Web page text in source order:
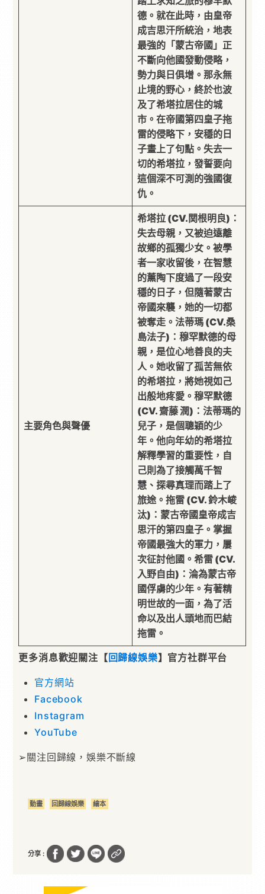
德。就在此時，由皇帝
成吉思汗所統治，地表
最強的「蒙古帝國」正
不斷向他國發動侵略，
勢力與日俱增。那永無
止境的野心，終於也波
及了希塔拉居住的城
市。在帝國第四皇子拖
雷的侵略下，安穩的日
子畫上了句點。失去一
切的希塔拉，發誓要向
這個深不可測的強國復
仇。
主要角色與聲優
希塔拉 (CV.関根明良)：
失去母親，又被迫遠離
故鄉的孤獨少女。被學
者一家收留後，在智慧
的薰陶下度過了一段安
穩的日子，但隨著蒙古
帝國來襲，她的一切都
被奪走。法蒂瑪 (CV.桑
島法子)：穆罕默德的母
親，是位心地善良的夫
人。她收留了孤苦無依
的希塔拉，將她視如己
出般地疼愛。穆罕默德
(CV. 齋藤 潤)：法蒂瑪的
兒子，是個聰穎的少
年。他向年幼的希塔拉
解釋學習的重要性，自
己則為了接觸萬千智
慧、探尋真理而踏上了
旅途。拖雷 (CV. 鈴木崚
汰)： 蒙古帝國皇帝成吉
思汗的第四皇子。掌握
帝國最強大的軍力，屢
次征討他國。希雷 (CV.
入野自由)：淪為蒙古帝
國俘虜的少年。有著精
明世故的一面，為了活
命以及出人頭地而巴結
拖雷。
更多消息歡迎關注【回歸線娛樂】官方社群平台
官方網站
Facebook
Instagram
YouTube
➢關注回歸線，娛樂不斷線
動畫 回歸線娛樂 繪本
分享 :